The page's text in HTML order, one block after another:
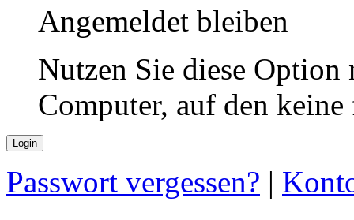
Angemeldet bleiben
Nutzen Sie diese
Computer, auf den
Passwort vergessen? |